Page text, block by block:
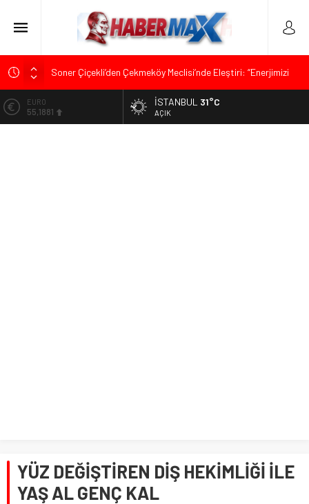
Soner Çiçekli’den Çekmeköy Meclisi’nde Eleştiri: “Enerjimizi
Edremit’te Kaymakam Ahmet Odabaş’a Duygu Dolu Veda
ALTIN
6.660,55
İSTANBUL 31°C
AÇIK
YÜZ DEĞİŞTİREN DİŞ HEKİMLİĞİ İLE
YAŞ AL GENÇ KAL